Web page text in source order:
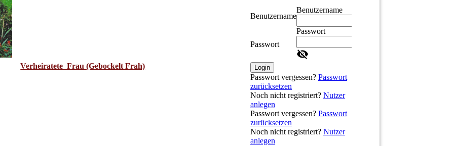
Verheiratete Frau (Gebockelt Frah)
Benutzername
Benutzername
Passwort
Passwort
Login
Passwort vergessen? Passwort
zurücksetzen
Noch nicht registriert? Nutzer
anlegen
Passwort vergessen? Passwort
zurücksetzen
Noch nicht registriert? Nutzer
anlegen